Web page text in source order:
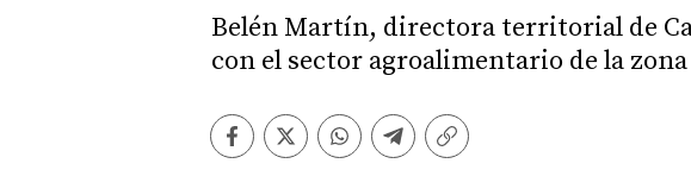
Belén Martín, directora territorial de
con el sector agroalimentario de la
Facebook
TwitterWhatsapp
Telegram
Copiar